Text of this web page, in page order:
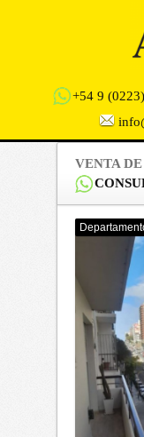
+54 9
VENTA